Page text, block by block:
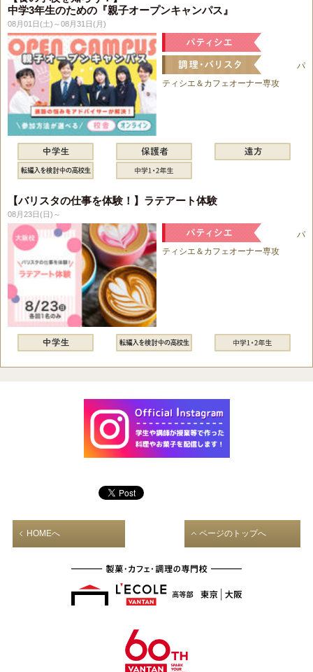
中学3年生のための『親子オープンキャンパス』
08月01日(土)～08月31日(月)
パ
ティシエ＆カフェオーナー専攻
【バリスタの仕事を体験！】ラテアート体験
08月23日(日)～
パ
ティシエ＆カフェオーナー専攻
HOMEへ ページのトップへ